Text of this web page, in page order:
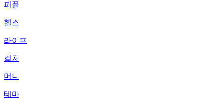
피플
헬스
라이프
컬처
머니
테마